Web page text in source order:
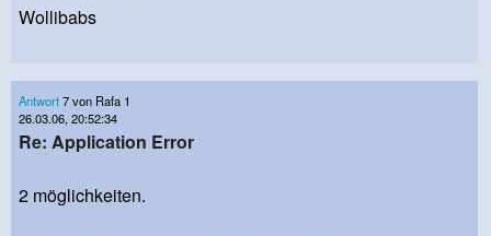
Wollibabs
Antwort7 von Rafa 1
26.03.06, 20:52:34
Re: Application Error
2 möglichkeiten.